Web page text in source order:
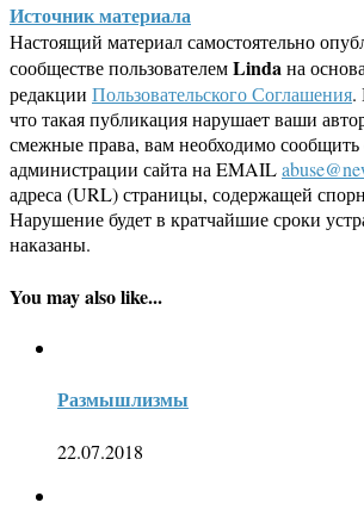
Источник материала
Настоящий материал самостоятельно
сообществе пользователемLindaна
редакции Пользовательского Соглашения.
что такая публикация нарушает ваши
смежные права, вам необходимо сообщить
администрации сайта на EMAIL
адреса (URL) страницы, содержащей
Нарушение будет в кратчайшие сроки
наказаны.
You may also like...
Размышлизмы
22.07.2018